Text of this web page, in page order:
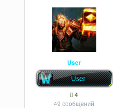
User
4
49 сообщений